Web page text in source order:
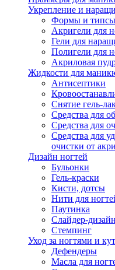
Укрепление и
Формы и типсы
Акригели для
Гели для
Полигели для
Акриловая
Жидкости для
Антисептики
Снятие гель-
Средства для
Средства для
Средства для
очистки от
Дизайн ногтей
Бульонки
Гель-краски
Кисти, дотсы
Нити для
Паутинка
Слайдер-
Стемпинг
Уход за ногтями и
Дефендеры
Масла для